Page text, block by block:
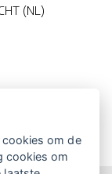
(NL)
om de
cookies om